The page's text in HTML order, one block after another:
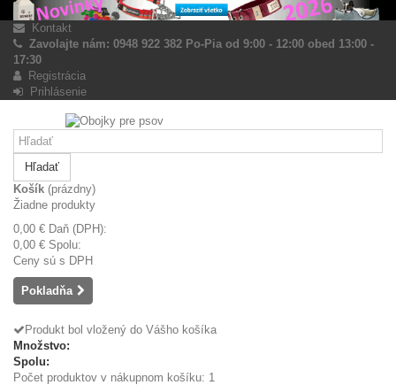
Kontakt
Zavolajte nám: 0948 922 382 Po-Pia od 9:00 - 12:00 obed 13:00 -
17:30
Registrácia
Prihlásenie
Hľadať
Košík (prázdny)
Žiadne produkty
0,00 € Daň (DPH):
0,00 € Spolu:
Ceny sú s DPH
Pokladňa
Produkt bol vložený do Vášho košíka
Množstvo:
Spolu:
Počet produktov v nákupnom košíku: 1